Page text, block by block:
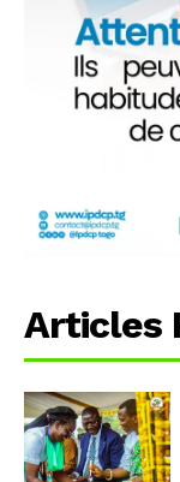
Articles